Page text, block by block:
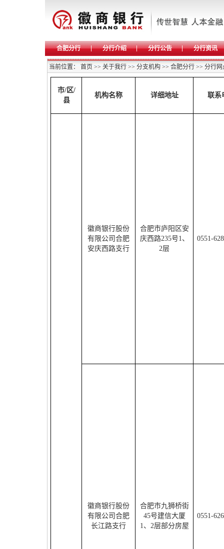
合肥分行 分行介绍 分行公告 分行资讯
当前位置： 首页 >> 关于我行 >> 分支机构 >> 合肥分行 >> 分行网
市/区/
县
机构名称 详细地址 联系
徽商银行股份
有限公司合肥
安庆西路支行
合肥市庐阳区安
庆西路235号1、
2层
0551-
徽商银行股份
有限公司合肥
长江路支行
合肥市九狮桥街
45号建信大厦
1、 2层部分房屋
0551-